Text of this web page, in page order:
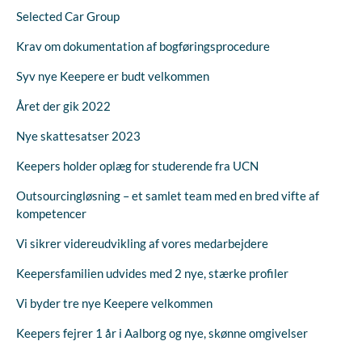
Selected Car Group
Krav om dokumentation af bogføringsprocedure
Syv nye Keepere er budt velkommen
Året der gik 2022
Nye skattesatser 2023
Keepers holder oplæg for studerende fra UCN
Outsourcingløsning – et samlet team med en bred vifte af
kompetencer
Vi sikrer videreudvikling af vores medarbejdere
Keepersfamilien udvides med 2 nye, stærke profiler
Vi byder tre nye Keepere velkommen
Keepers fejrer 1 år i Aalborg og nye, skønne omgivelser